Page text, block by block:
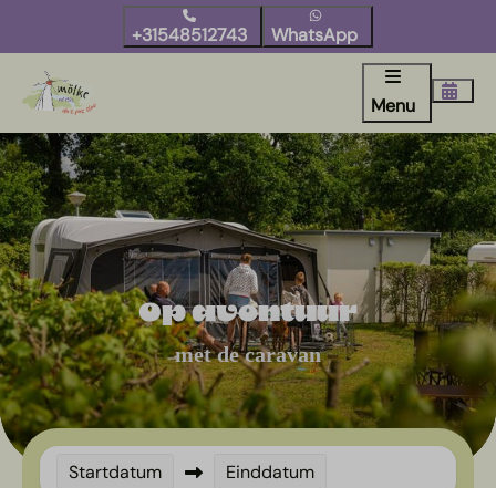
+31548512743 WhatsApp
Menu
Met je tentje
aan de Regge
Op avontuur
met de caravan
Neem de tijd
voor elkaar
Startdatum Einddatum